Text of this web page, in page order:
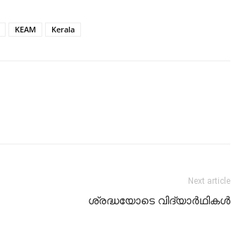
KEAM Kerala
Next article
ശ്രദ്ധയോടെ വിദ്യാർഥികൾ